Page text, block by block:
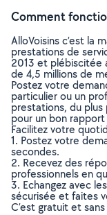
Comment
AlloVoisins c’est la
prestations de
2013 et plébiscitée
de 4,5 millions de
Postez votre
particulier ou un
prestations, du
pour un bon
Facilitez votre
1. Postez votre
secondes.
2. Recevez des
professionnels en
3. Echangez avec
sécurisée et faites
C’est gratuit et